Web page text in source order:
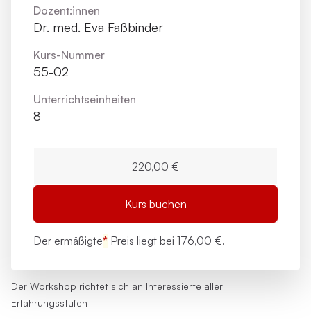
Der Workshop richtet sich an Interessierte aller
Erfahrungsstufen
Dozent:innen
Dr. med. Eva Faßbinder
Kurs-Nummer
55-02
Unterrichts­einheiten
8
220,00 €
Kurs buchen
Der ermäßigte* Preis liegt bei 176,00 €.